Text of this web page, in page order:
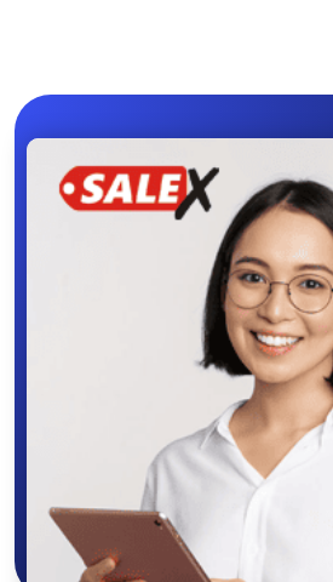
Мобильное
приложение
Скачайте приложение в
крутите колесо фортуны,
бонусы, удобно ищите и
объявления - все это в
приложении SALEX!
Скачать в Google Play